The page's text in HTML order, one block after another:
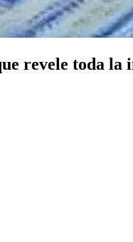
revele toda la